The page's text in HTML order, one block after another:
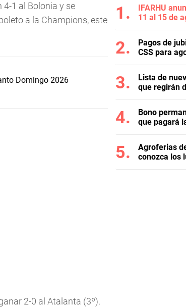
4-1 al Bolonia y se
a la Champions, este
Domingo 2026
2-0 al Atalanta (3º).
IFARHU
11 al 15 de
Pagos de
CSS para
Lista de
que regirán
Bono
que pagará
Agroferias
conozca los